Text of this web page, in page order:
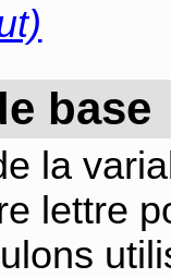
base
la
lettre